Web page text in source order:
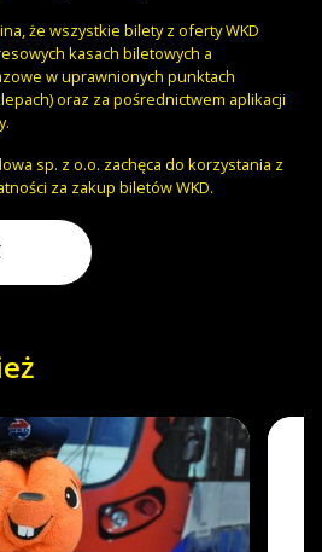
że wszystkie bilety z oferty WKD
kasach biletowych a
w uprawnionych punktach
oraz za pośrednictwem aplikacji
sp. z o.o. zachęca do korzystania z
za zakup biletów WKD.